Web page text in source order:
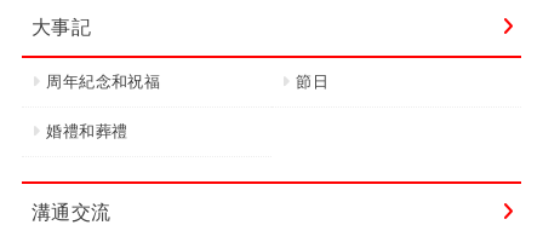
大事記
周年紀念和祝福 節日
婚禮和葬禮
溝通交流